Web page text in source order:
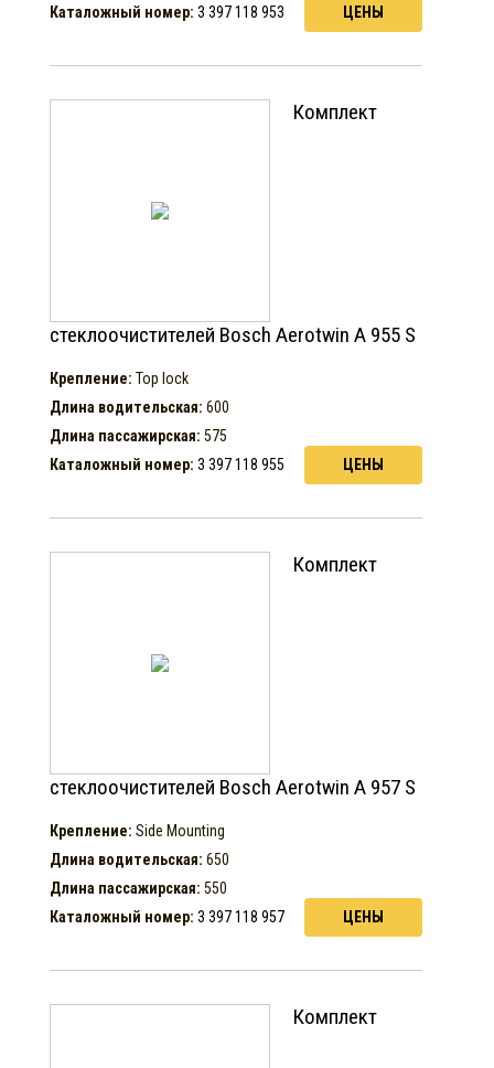
Каталожный номер: 3 397 118 953 ЦЕНЫ
Комплект
стеклоочистителей Bosch Aerotwin A 955 S
Крепление: Top lock
Длина водительская: 600
Длина пассажирская: 575
Каталожный номер: 3 397 118 955 ЦЕНЫ
Комплект
стеклоочистителей Bosch Aerotwin A 957 S
Крепление: Side Mounting
Длина водительская: 650
Длина пассажирская: 550
Каталожный номер: 3 397 118 957 ЦЕНЫ
Комплект